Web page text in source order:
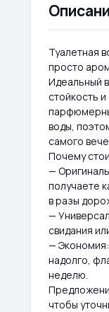
Туалетная
просто
Идеальный
стойкость
воды,
самого
Почему
—
получаете
в разы
—
свидания
— Экономия:
надолго,
неделю.
чтобы